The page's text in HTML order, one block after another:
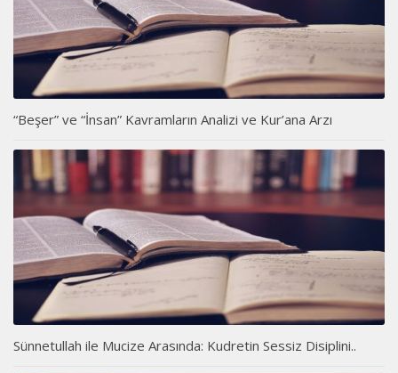
“Beşer” ve “İnsan” Kavramların Analizi ve Kur’ana Arzı
Sünnetullah ile Mucize Arasında: Kudretin Sessiz Disiplini..